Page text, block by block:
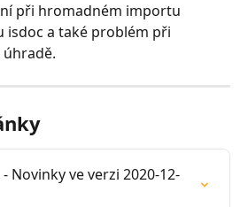
při hromadném importu
a také problém při
Novinky ve verzi 2020-12-